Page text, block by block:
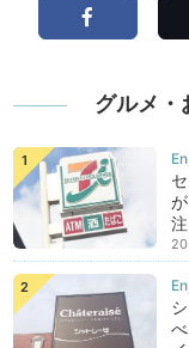
グルメ・